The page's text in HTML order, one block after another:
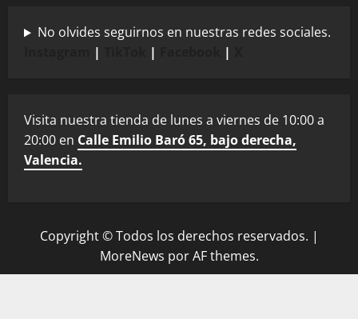
No olvides seguirnos en nuestras redes sociales.
| | |
Visita nuestra tienda de lunes a viernes de 10:00 a
20:00 en Calle Emilio Baró 65, bajo derecha,
Valencia.
Copyright © Todos los derechos reservados. |
MoreNews por AF themes.